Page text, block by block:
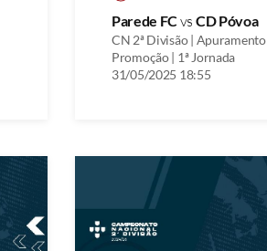
Parede FCvs CD Póvoa
CN 2ª Divisão | Apuramento
Promoção | 1ª Jornada
31/05/2025 18:55